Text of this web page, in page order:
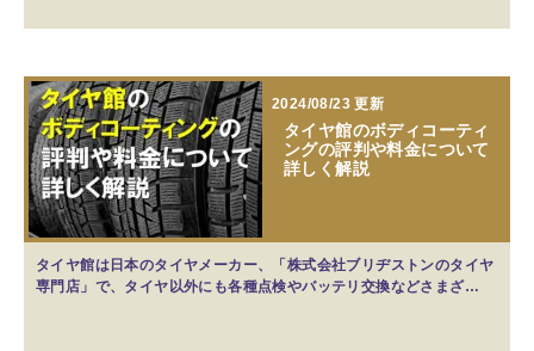
2024/08/23 更新
タイヤ館のボディコーティ
ングの評判や料金について
詳しく解説
タイヤ館は日本のタイヤメーカー、「株式会社ブリヂストンのタイヤ
専門店」で、タイヤ以外にも各種点検やバッテリ交換などさまざ…